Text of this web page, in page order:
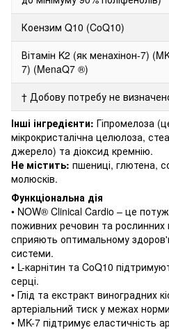
Коензим Q10 (CoQ10)
Вітамін K2 (як менахінон-7)
7) (MenaQ7®)
† Добову потребу не
Інші інгредієнти: Гіпромелоза
мікрокристалічна целюлоза,
джерело) та діоксид кремнію.
Не містить: пшениці, глютена,
молюсків.
Функціональна дія
• NOW® Clinical Cardio – це
поживних речовин та рослинних
сприяють оптимальному
системи.
• L-карнітин та CoQ10
серці.
• Глід та екстракт виноградних
артеріальний тиск у межах
• MK-7 підтримує еластичність